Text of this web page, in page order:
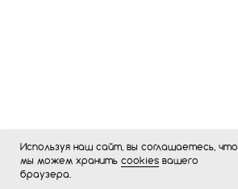
Используя наш сайт, вы соглашаетесь, что
мы можем хранить cookies вашего
браузера.